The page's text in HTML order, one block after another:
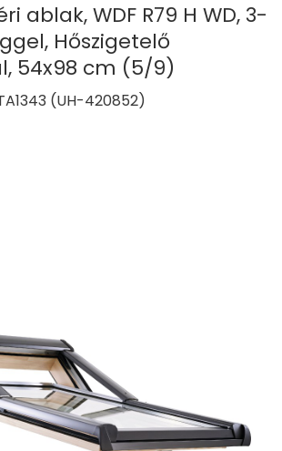
ablak, WDF R79 H WD, 3-
Hőszigetelő
54x98 cm (5/9)
(UH-420852)